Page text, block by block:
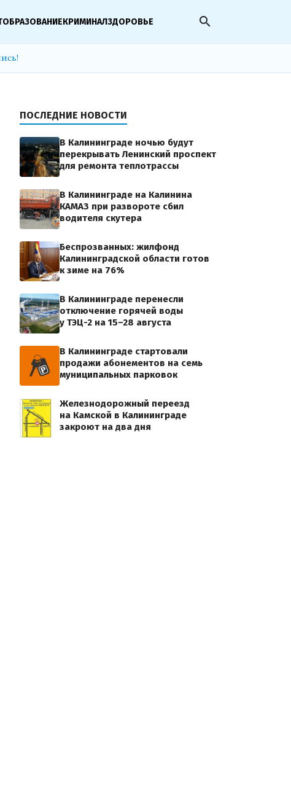
ОБРАЗОВАНИЕКРИМИНАЛЗДОРОВЬЕ search
ПОСЛЕДНИЕ НОВОСТИ
В Калининграде ночью будут
перекрывать Ленинский проспект
для ремонта теплотрассы
В Калининграде на Калинина
КАМАЗ при развороте сбил
водителя скутера
Беспрозванных: жилфонд
Калининградской области готов
к зиме на 76%
В Калининграде перенесли
отключение горячей воды
у ТЭЦ-2 на 15–28 августа
В Калининграде стартовали
продажи абонементов на семь
муниципальных парковок
Железнодорожный переезд
на Камской в Калининграде
закроют на два дня